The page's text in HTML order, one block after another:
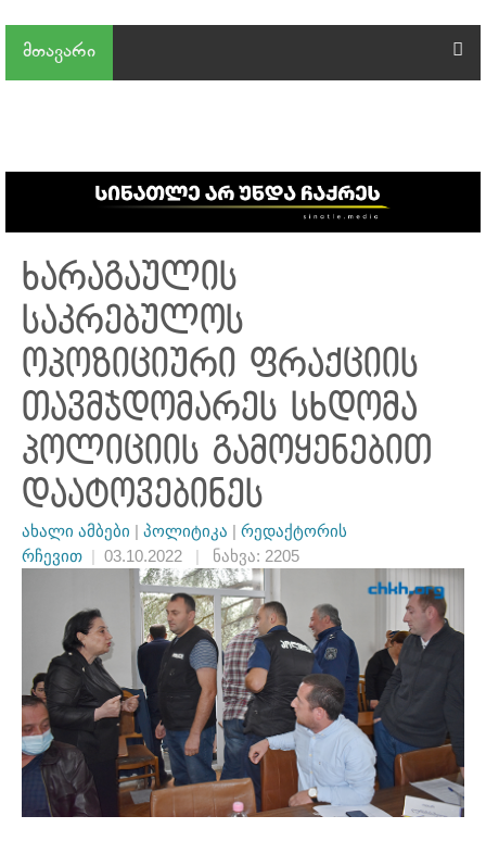
მთავარი
ხარაგაულის
საკრებულოს
ოპოზიციური ფრაქციის
თავმჯდომარეს სხდომა
პოლიციის გამოყენებით
დაატოვებინეს
ახალი ამბები პოლიტიკა
რედაქტორის
რჩევით
03.10.2022 ნახვა: 2205